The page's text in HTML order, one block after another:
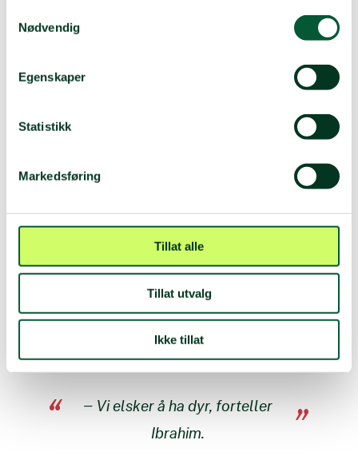
Nødvendig
Egenskaper
Statistikk
Markedsføring
Tillat alle
Tillat utvalg
Ikke tillat
Stor kjærlighet til dyrene
Men livet er blitt lysere etter at dyrene kom på plass. I
tillegg til sauene og geitene, har de også kjøpt ender
som går fritt rundt i den lille innhengningen de har
bygget rundt huset.
– Vi elsker å ha dyr, forteller
Ibrahim.